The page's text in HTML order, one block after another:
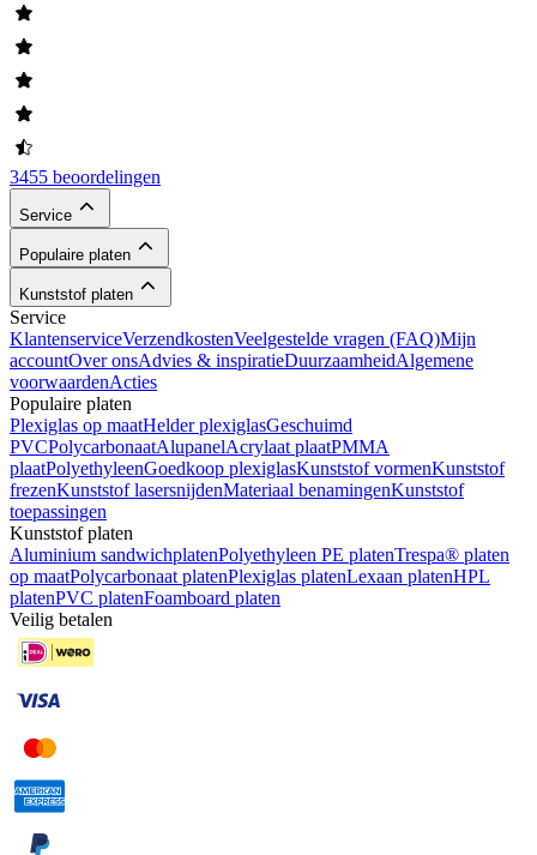
3455 beoordelingen
Service
Populaire platen
Kunststof platen
Service
KlantenserviceVerzendkostenVeelgestelde vragen (FAQ)Mijn
accountOver onsAdvies & inspiratieDuurzaamheidAlgemene
voorwaardenActies
Populaire platen
Plexiglas op maatHelder plexiglasGeschuimd
PVCPolycarbonaatAlupanelAcrylaat plaatPMMA
plaatPolyethyleenGoedkoop plexiglasKunststof vormenKunststof
frezenKunststof lasersnijdenMateriaal benamingenKunststof
toepassingen
Kunststof platen
Aluminium sandwichplatenPolyethyleen PE platenTrespa® platen
op maatPolycarbonaat platenPlexiglas platenLexaan platenHPL
platenPVC platenFoamboard platen
Veilig betalen